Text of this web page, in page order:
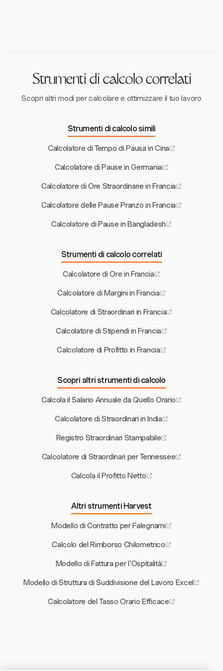
Strumenti di calcolo correlati
Scopri altri modi per calcolare e ottimizzare il tuo lavoro
Strumenti di calcolo simili
Calcolatore di Tempo di Pausa in Cina
Calcolatore di Pause in Germania
Calcolatore di Ore Straordinarie in Francia
Calcolatore delle Pause Pranzo in Francia
Calcolatore di Pause in Bangladesh
Strumenti di calcolo correlati
Calcolatore di Ore in Francia
Calcolatore di Margini in Francia
Calcolatore di Straordinari in Francia
Calcolatore di Stipendi in Francia
Calcolatore di Profitto in Francia
Scopri altri strumenti di calcolo
Calcola il Salario Annuale da Quello Orario
Calcolatore di Straordinari in India
Registro Straordinari Stampabile
Calcolatore di Straordinari per Tennessee
Calcola il Profitto Netto
Altri strumenti Harvest
Modello di Contratto per Falegnami
Calcolo del Rimborso Chilometrico
Modello di Fattura per l'Ospitalità
Modello di Struttura di Suddivisione del Lavoro Excel
Calcolatore del Tasso Orario Efficace